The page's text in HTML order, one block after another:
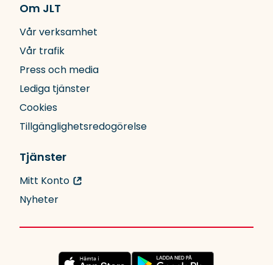
Om JLT
Vår verksamhet
Vår trafik
Press och media
Lediga tjänster
Cookies
Tillgänglighetsredogörelse
Tjänster
Mitt Konto
Nyheter